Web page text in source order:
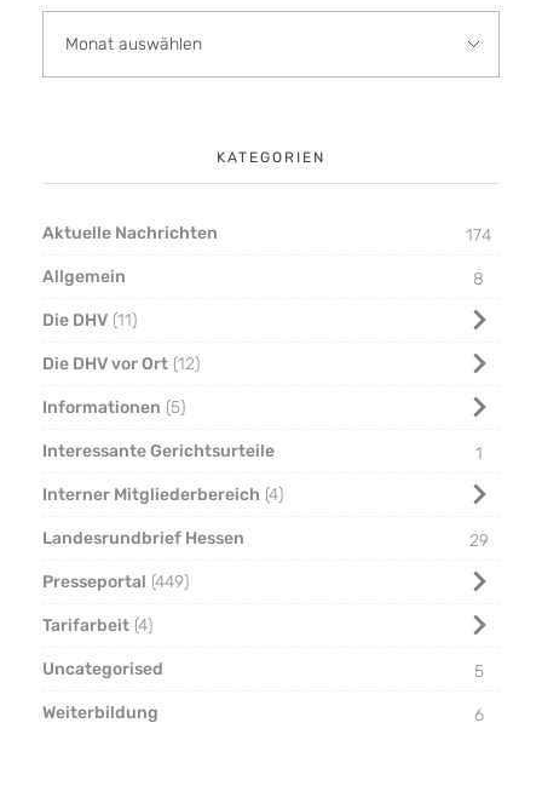
KATEGORIEN
Aktuelle Nachrichten
174
Allgemein
8
Die DHV 11
Die DHV vor Ort 12
Informationen 5
Interessante Gerichtsurteile
1
Interner Mitgliederbereich 4
Landesrundbrief Hessen
29
Presseportal 449
Tarifarbeit 4
Uncategorised
5
Weiterbildung
6